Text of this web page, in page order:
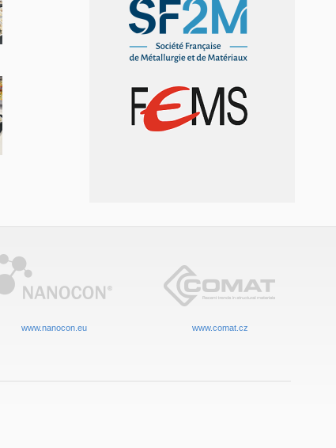
www.nanocon.eu www.comat.cz